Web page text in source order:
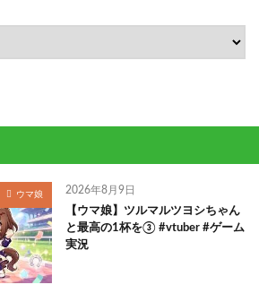
ウマ娘 2026年8月9日
【ウマ娘】ツルマルツヨシちゃん
と最高の1杯を③ #vtuber #ゲーム
実況